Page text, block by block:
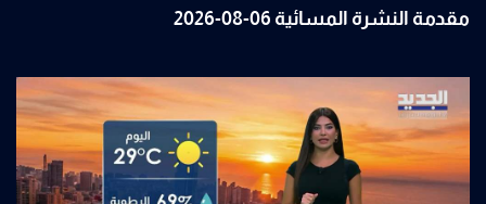
مقدمة النشرة المسائية 06-08-2026